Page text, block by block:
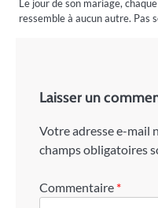
Le jour de son mariage,
ressemble à aucun autre. Pas
Laisser un
Votre adresse e-mail
champs obligatoires
Commentaire *